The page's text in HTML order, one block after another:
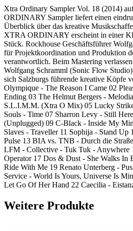
Xtra Ordinary Sampler Vol. 18 (2014)
ORDINARY Sampler liefert einen
Überblick über das kreative
XTRA ORDINARY erscheint in einer
Stück. Rockhouse Geschäftsführer
für Projektkoordination und Produktion
verantwortlich. Beim Mastering
Wolfgang Schramml (Sonic Flow
sich Salzburgs führende kreative Köpfe
Olympique - The Reason I Came 02
Ending 03 The Helmut Bergers -
S.L.I.M.M. (Xtra O Mix) 05 Lucky
Souls - Time 07 Sharron Levy - Still
(Unplugged) 09 C-Black - Inside My
Slaves - Traveller 11 Sophija - Stand Up
Pulse 13 BIA vs. TNB - Durch die
LFM - Collective - Tuk Tuk - Anywhere
Operator 17 Dos & Dust - She Walks In
Ride With Me 19 Renato Unterberg -
Service - World Is Yours, Universe Is
Let Go Of Her Hand 22 Caecilia -
Weitere Produkte